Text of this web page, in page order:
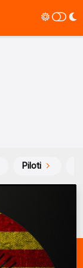
Piloti